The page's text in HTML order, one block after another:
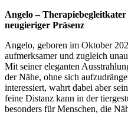
Angelo –
neugieriger Präsenz
Angelo, geboren im Oktober
aufmerksamer und zugleich
Mit seiner eleganten
der Nähe, ohne sich
interessiert, wahrt dabei aber
feine Distanz kann in der
besonders für Menschen, die